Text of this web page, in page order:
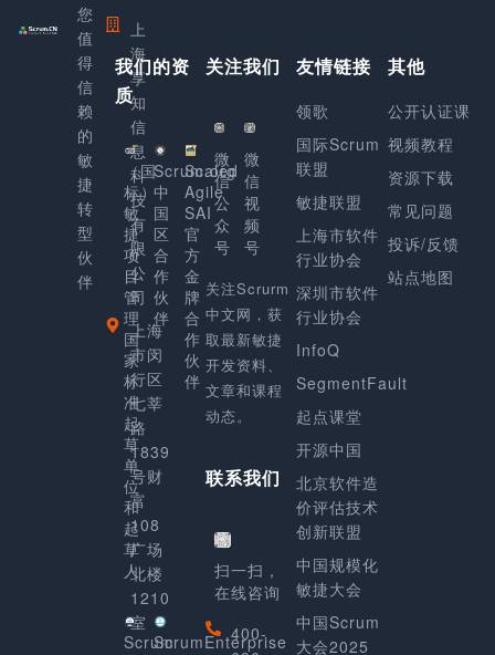
您
值
得
信
赖
的
敏
捷
转
型
伙
伴
上
海
享
知
信
息
科
技
有
限
公
司
上海
市闵
行区
七莘
路
1839
号财
富
108
广场
北楼
1210
室
我们的资
质
（国
标）
敏
捷
项
目
管
理
国
家
标
准
起
草
单
位
和
起
草
人
Scrum.org
中
国
区
合
作
伙
伴
Scaled
Agile
SAI
官
方
金
牌
合
作
伙
伴
ScrumScrumEnterprise
关注我们
微
信
公
众
号
微
信
视
频
号
关注Scrurm
中文网，获
取最新敏捷
开发资料、
文章和课程
动态。
联系我们
扫一扫，
在线咨询
400-
友情链接
领歌
国际Scrum
联盟
敏捷联盟
上海市软件
行业协会
深圳市软件
行业协会
InfoQ
SegmentFault
起点课堂
开源中国
北京软件造
价评估技术
创新联盟
中国规模化
敏捷大会
中国Scrum
大会2025
其他
公开认证课
视频教程
资源下载
常见问题
投诉/反馈
站点地图